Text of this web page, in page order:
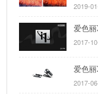
2019-
爱色
2017-
爱色
2017-